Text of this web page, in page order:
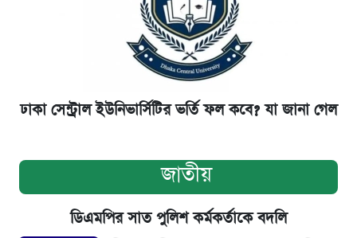
ঢাকা সেন্ট্রাল ইউনিভার্সিটির ভর্তি ফল কবে? যা জানা গেল
জাতীয়
ডিএমপির সাত পুলিশ কর্মকর্তাকে বদলি